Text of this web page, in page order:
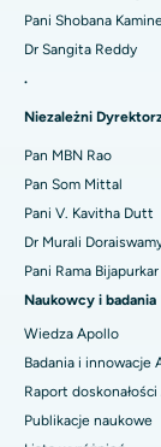
Znajdź
Znajdź
Znajdź
Najlepszy
Najlepszy
Najlepszy
Najlepszy
Najlepszy
Najlepszy
Najlepszy
Najlepszy
Najlepszy
Operacja
Ablacja
Embolizacja
Cystektomia
Operacja raka
Kolonoskopia
Polipektomia
Pani Shobana
Dr Sangita Reddy
.
Niezależni
Pan MBN Rao
Pan Som Mittal
Pani V. Kavitha Dutt
Dr Murali
Pani Rama Bijapurkar
Naukowcy i badania
Wiedza Apollo
Badania i innowacje
Raport
Publikacje naukowe